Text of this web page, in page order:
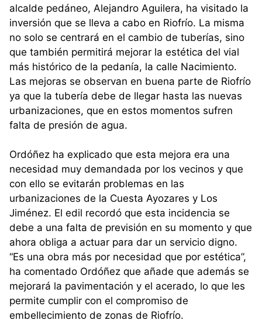
alcalde pedáneo, Alejandro Aguilera, ha visitado la
inversión que se lleva a cabo en Riofrío. La misma
no solo se centrará en el cambio de tuberías, sino
que también permitirá mejorar la estética del vial
más histórico de la pedanía, la calle Nacimiento.
Las mejoras se observan en buena parte de Riofrío
ya que la tubería debe de llegar hasta las nuevas
urbanizaciones, que en estos momentos sufren
falta de presión de agua.
Ordóñez ha explicado que esta mejora era una
necesidad muy demandada por los vecinos y que
con ello se evitarán problemas en las
urbanizaciones de la Cuesta Ayozares y Los
Jiménez. El edil recordó que esta incidencia se
debe a una falta de previsión en su momento y que
ahora obliga a actuar para dar un servicio digno.
“Es una obra más por necesidad que por estética”,
ha comentado Ordóñez que añade que además se
mejorará la pavimentación y el acerado, lo que les
permite cumplir con el compromiso de
embellecimiento de zonas de Riofrío.